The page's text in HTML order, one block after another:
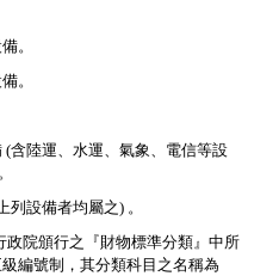
。
。
(含陸運、水運、氣象、電信等設
列設備者均屬之) 。
院頒行之『財物標準分類』中所
編號制，其分類科目之名稱為